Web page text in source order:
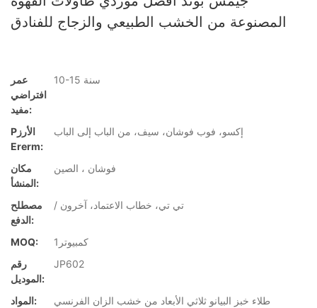
المصنوعة من الخشب الطبيعي والزجاج للفنادق
عمر
افتراضي
مفيد:
10-15 سنة
Pالأرز
Ererm:
إكسو، فوب فوشان، سيف، من الباب إلى الباب
مكان
المنشأ:
فوشان ، الصين
مصطلح
الدفع:
/ تي تي، خطاب الاعتماد، آخرون
MOQ:
كمبيوتر1
رقم
الموديل:
JP602
المواد:
طلاء خبز البيانو ثلاثي الأبعاد من خشب الزان الفرنسي